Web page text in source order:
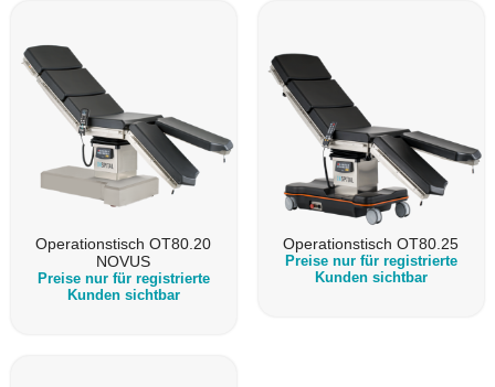
Operationstisch OT80.20
NOVUS
Preise nur für registrierte
Kunden sichtbar
Operationstisch OT80.25
Preise nur für registrierte
Kunden sichtbar